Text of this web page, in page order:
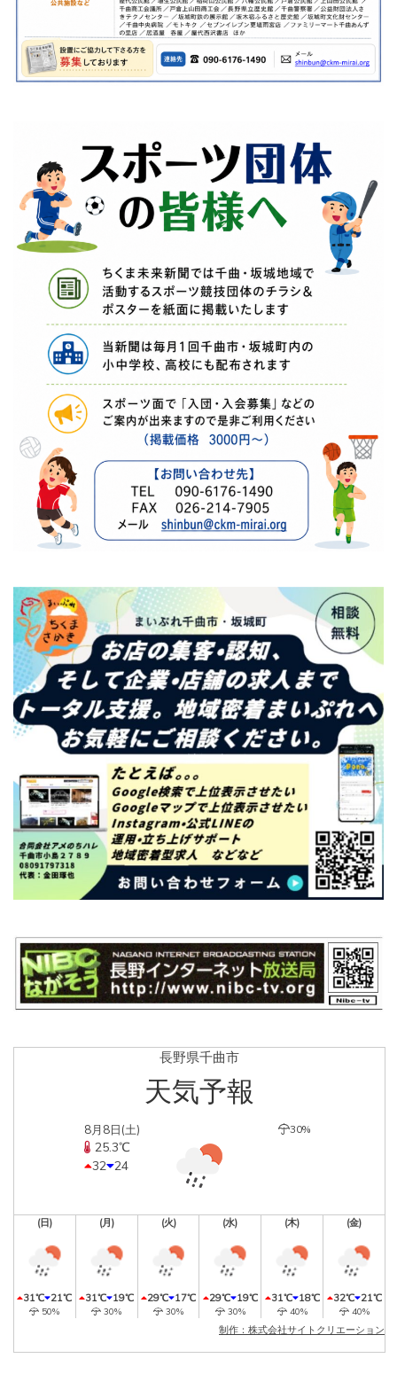
長野県千曲市
天気予報
8月8日(土)
25.3℃
32 24
30%
(日)
31℃ 21℃
50%
(月)
31℃ 19℃
30%
(火)
29℃ 17℃
30%
(水)
29℃ 19℃
30%
(木)
31℃ 18℃
40%
(金)
32℃ 21℃
40%
制作：株式会社サイトクリエーション